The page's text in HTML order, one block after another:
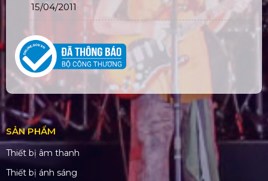
15/04/2011
SẢN PHẨM
Thiết bị âm thanh
Thiết bị ánh sáng